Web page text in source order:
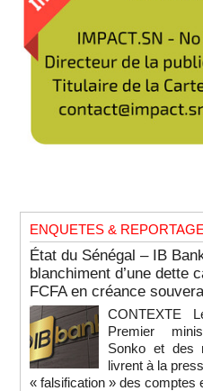
ENQUETES &
État du Sénégal – IB
blanchiment d’une dette
FCFA en créance
CONTEXTE
Premier
Sonko et des
livrent à la
« falsification » des comptes